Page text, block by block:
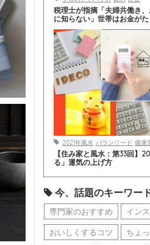
税理士が指摘「夫婦共働き
に知らない」世帯はお金が
2021年風水 バランリード 健康
【住み家と風水：第33回】
る」運気の上げ方
今、話題のキーワー
専門家のおすすめ イン
おいしくするコツ ちょ